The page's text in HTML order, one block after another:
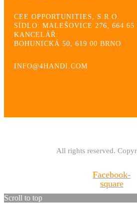
CEE OPPORTUNITIES, S.R.O.
SÍDLO: MALEŠOVICE 276, 664 65
KANCELÁŘ:
BOHUNICKÁ 50, 619 00 BRNO
INFO@4HANDI.COM
All rights reserved.
Facebook-
square
Scroll to top